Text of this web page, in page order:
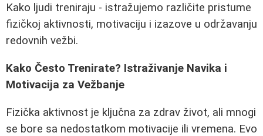
Kako ljudi treniraju - istražujemo različite pristume
fizičkoj aktivnosti, motivaciju i izazove u održavanju
redovnih vežbi.
Kako Često Trenirate? Istraživanje Navika i
Motivacija za Vežbanje
Fizička aktivnost je ključna za zdrav život, ali mnogi
se bore sa nedostatkom motivacije ili vremena. Evo